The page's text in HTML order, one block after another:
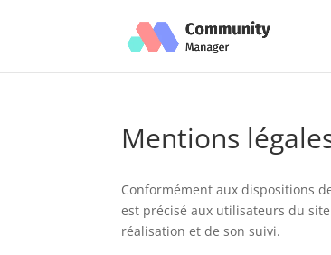
Mentions
Conformément aux dispositions
est précisé aux utilisateurs du
réalisation et de son suivi.